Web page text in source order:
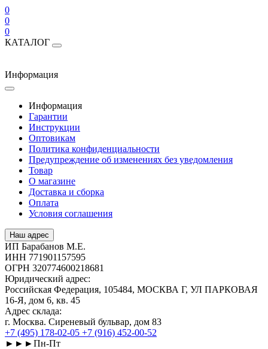
0
0
0
КАТАЛОГ
Информация
Информация
Гарантии
Инструкции
Оптовикам
Политика конфиденциальности
Предупреждение об изменениях без уведомления
Товар
О магазине
Доставка и сборка
Оплата
Условия соглашения
Наш адрес
ИП Барабанов М.Е.
ИНН 771901157595
ОГРН 320774600218681
Юридический адрес:
Российская Федерация, 105484, МОСКВА Г, УЛ ПАРКОВАЯ
16-Я, дом 6, кв. 45
Адрес склада:
г. Москва. Сиреневый бульвар, дом 83
+7 (495) 178-02-05 +7 (916) 452-00-52
►►►Пн-Пт